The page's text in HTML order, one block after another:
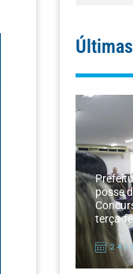
posse
terça-
24/